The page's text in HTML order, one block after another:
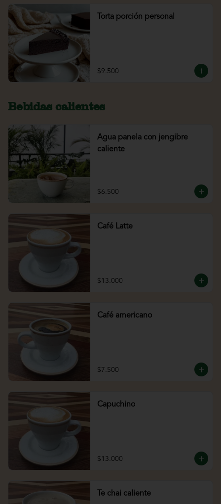
Torta porción personal
$9.500
Bebidas calientes
Agua panela con jengibre
caliente
$6.500
Café Latte
$13.000
Café americano
$7.500
Capuchino
$13.000
Te chai caliente